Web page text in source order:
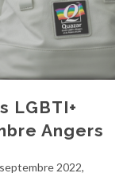
LGBTI+
Angers
2022,